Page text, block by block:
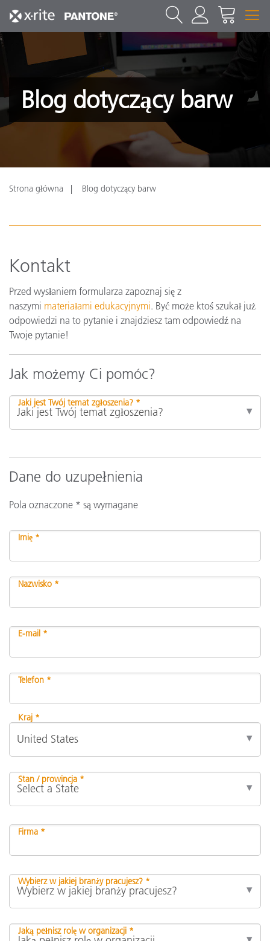
Blog dotyczący barw
Strona główna Blog dotyczący barw
Kontakt
Przed wysłaniem formularza zapoznaj się z
naszymi materiałami edukacyjnymi. Być może ktoś szukał już
odpowiedzi na to pytanie i znajdziesz tam odpowiedź na
Twoje pytanie!
Jak możemy Ci pomóc?
Jaki jest Twój temat zgłoszenia? *
Dane do uzupełnienia
Pola oznaczone * są wymagane
Imię *
Nazwisko *
E-mail *
Telefon *
Kraj *
Stan / prowincja *
Firma *
Wybierz w jakiej branży pracujesz? *
Jaką pełnisz rolę w organizacji *